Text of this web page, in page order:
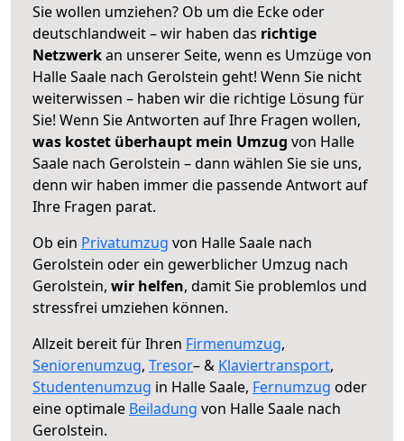
Sie wollen umziehen? Ob um die Ecke oder
deutschlandweit – wir haben das richtige
Netzwerkan unserer Seite, wenn es Umzüge von
Halle Saale nach Gerolstein geht! Wenn Sie nicht
weiterwissen – haben wir die richtige Lösung für
Sie! Wenn Sie Antworten auf Ihre Fragen wollen,
was kostet überhaupt mein Umzug von Halle
Saale nach Gerolstein – dann wählen Sie sie uns,
denn wir haben immer die passende Antwort auf
Ihre Fragen parat.
Ob ein Privatumzug von Halle Saale nach
Gerolstein oder ein gewerblicher Umzug nach
Gerolstein, wir helfen, damit Sie problemlos und
stressfrei umziehen können.
Allzeit bereit für Ihren Firmenumzug,
Seniorenumzug, Tresor– & Klaviertransport,
Studentenumzug in Halle Saale, Fernumzug oder
eine optimale Beiladung von Halle Saale nach
Gerolstein.